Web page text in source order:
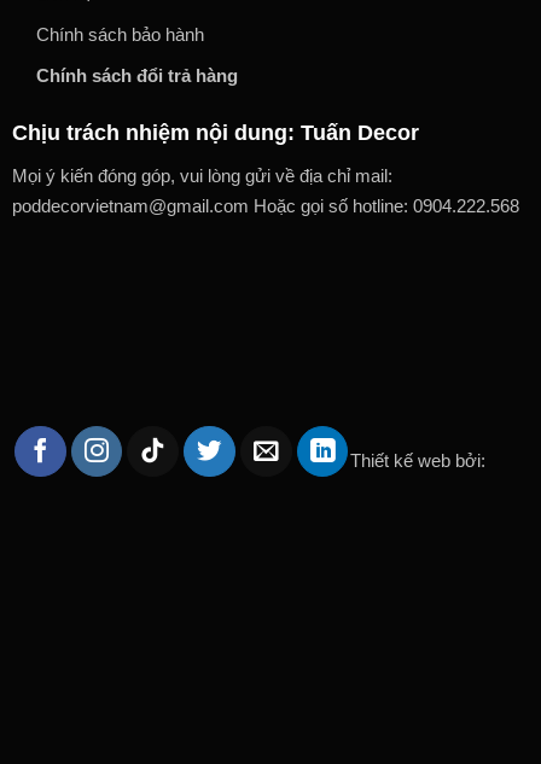
Chính sách bảo hành
Chính sách đổi trả hàng
Chịu trách nhiệm nội dung: Tuấn Decor
Mọi ý kiến đóng góp, vui lòng gửi về địa chỉ mail:
poddecorvietnam@gmail.com Hoặc gọi số hotline: 0904.222.568
Thiết kế web bởi: